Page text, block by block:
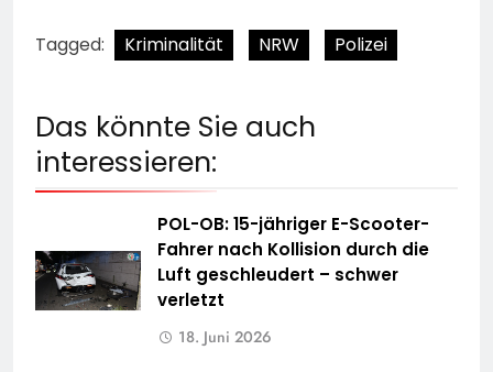
Tagged: Kriminalität NRW Polizei
Das könnte Sie auch
interessieren:
POL-OB: 15-jähriger E-Scooter-
Fahrer nach Kollision durch die
Luft geschleudert – schwer
verletzt
18. Juni 2026